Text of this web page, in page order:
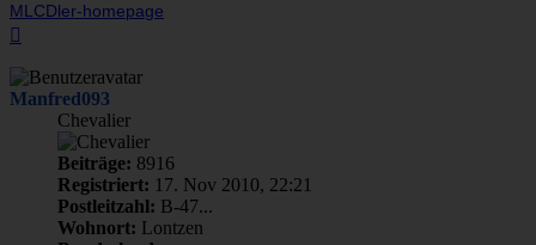
MLCDler-homepage
Manfred093
Chevalier
Beiträge: 8916
Registriert: 17. Nov 2010, 22:21
Postleitzahl: B-47...
Wohnort: Lontzen